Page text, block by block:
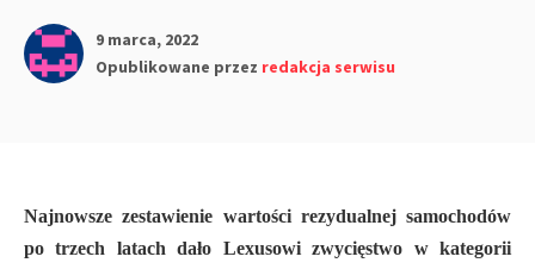
9 marca, 2022
Opublikowane przez redakcja serwisu
Najnowsze zestawienie wartości rezydualnej samochodów
po trzech latach dało Lexusowi zwycięstwo w kategorii